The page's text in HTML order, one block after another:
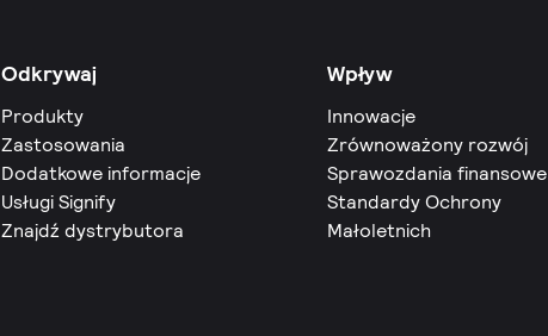
Odkrywaj
Produkty
Zastosowania
Dodatkowe informacje
Usługi Signify
Znajdź dystrybutora
Wpływ
Innowacje
Zrównoważony rozwój
Sprawozdania finansowe
Standardy Ochrony
Małoletnich